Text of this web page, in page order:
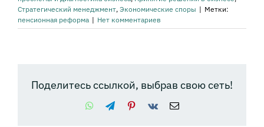
Стратегический менеджмент, Экономические споры | Метки:
пенсионная реформа | Нет комментариев
Поделитесь ссылкой, выбрав свою сеть!
WhatsApp
TelegramPinterest
Vk Email